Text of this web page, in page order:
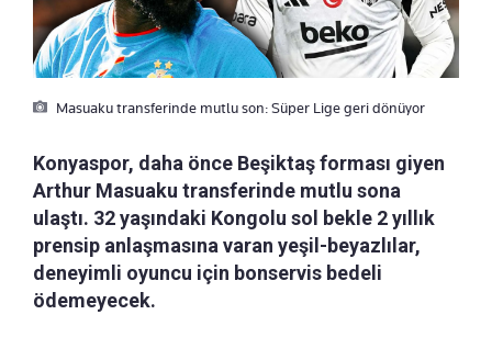
Masuaku transferinde mutlu son: Süper Lige geri dönüyor
Konyaspor, daha önce Beşiktaş forması giyen
Arthur Masuaku transferinde mutlu sona
ulaştı. 32 yaşındaki Kongolu sol bekle 2 yıllık
prensip anlaşmasına varan yeşil-beyazlılar,
deneyimli oyuncu için bonservis bedeli
ödemeyecek.